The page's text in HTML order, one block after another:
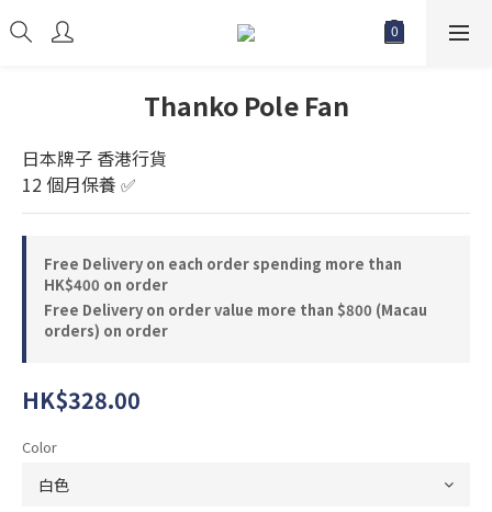
Thanko Pole Fan
日本牌子 香港行貨
12 個月保養 ✅
Free Delivery on each order spending more than
HK$400 on order
Free Delivery on order value more than $800 (Macau
orders) on order
HK$328.00
Color